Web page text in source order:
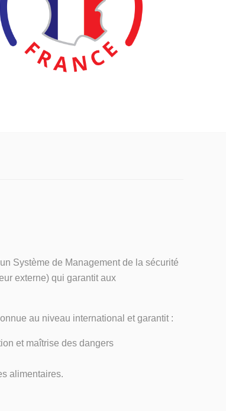
Système de Management de la sécurité
externe) qui garantit aux
au niveau international et garantit :
et maîtrise des dangers
alimentaires.